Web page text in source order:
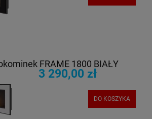
FRAME 1800 BIAŁY
3 290,00 zł
DO KOSZYKA